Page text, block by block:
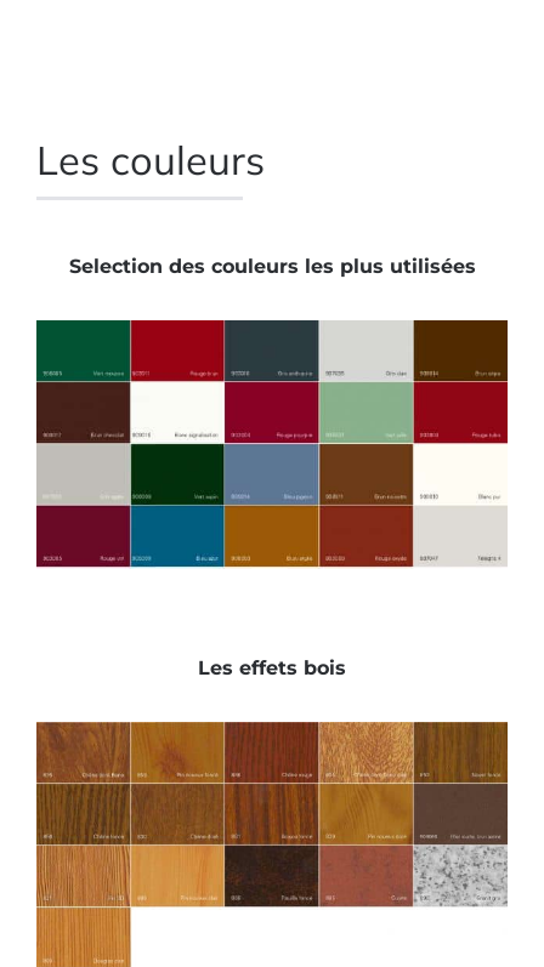
Les couleurs
Selection des couleurs les plus utilisées
Les effets bois